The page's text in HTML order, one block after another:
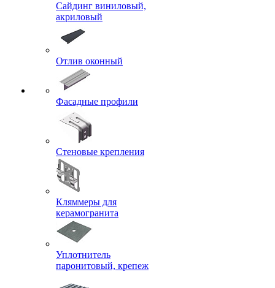
Сайдинг виниловый,
акриловый
Отлив оконный
Фасадные профили
Стеновые крепления
Кляммеры для
керамогранита
Уплотнитель
паронитовый, крепеж